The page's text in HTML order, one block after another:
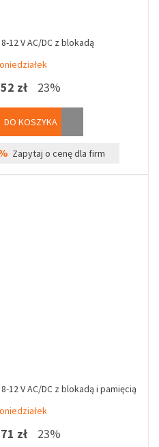
12 V AC/DC z blokadą
zł 23%
DO KOSZYKA
Zapytaj o cenę dla firm
12 V AC/DC z blokadą i pamięcią
zł 23%